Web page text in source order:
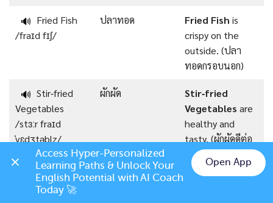
🔊 Fried Fish
/fraɪd fɪʃ/
ปลาทอด Fried Fish is
crispy on the
outside. (ปลา
ทอดกรอบนอก)
🔊 Stir‑fried
Vegetables
/stɜːr fraɪd
ˈvɛdʒtəblz/
ผักผัด
Stir‑fried
Vegetables are
healthy and
tasty. (ผักผัดดีต่อ
สุขภาพและอร่อย)
Grilled Pork
/ɡrɪld pɔːrk/
หมูย่าง Chat on LINE
Access Hyper-Personalized
Learning Paths & Unlock Your
English Potential with AI Coach
Today 🚀
Open App